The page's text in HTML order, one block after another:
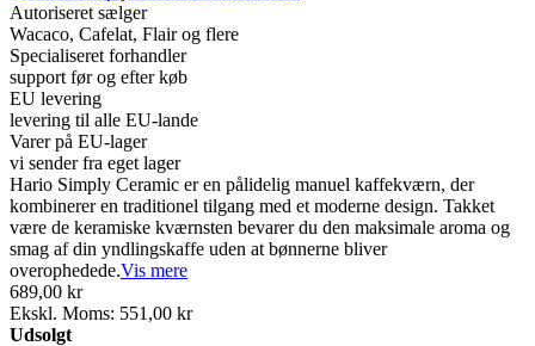
Autoriseret sælger
Wacaco, Cafelat, Flair og flere
Specialiseret forhandler
support før og efter køb
EU levering
levering til alle EU-lande
Varer på EU-lager
vi sender fra eget lager
Hario Simply Ceramic er en pålidelig manuel kaffekværn, der
kombinerer en traditionel tilgang med et moderne design. Takket
være de keramiske kværnsten bevarer du den maksimale aroma og
smag af din yndlingskaffe uden at bønnerne bliver
overophedede.Vis mere
689,00 kr
Ekskl. Moms: 551,00 kr
Udsolgt